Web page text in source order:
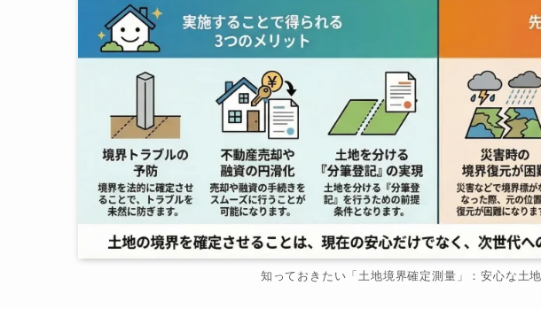
知っておきたい「土地境界確定測量」：安心な土